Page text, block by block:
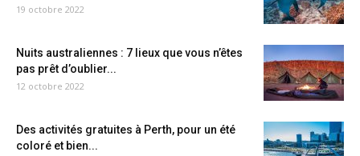
19 octobre 2022
Nuits australiennes : 7 lieux que vous n’êtes
pas prêt d’oublier...
12 octobre 2022
Des activités gratuites à Perth, pour un été
coloré et bien...